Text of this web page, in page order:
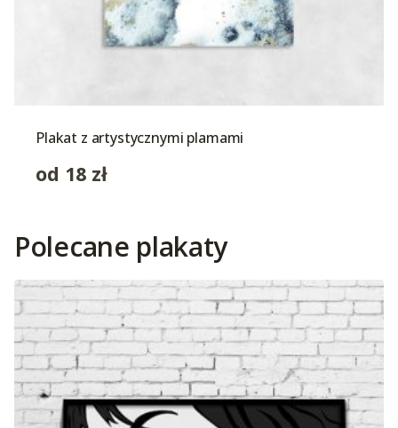
Plakat z artystycznymi plamami
od 18 zł
Polecane plakaty